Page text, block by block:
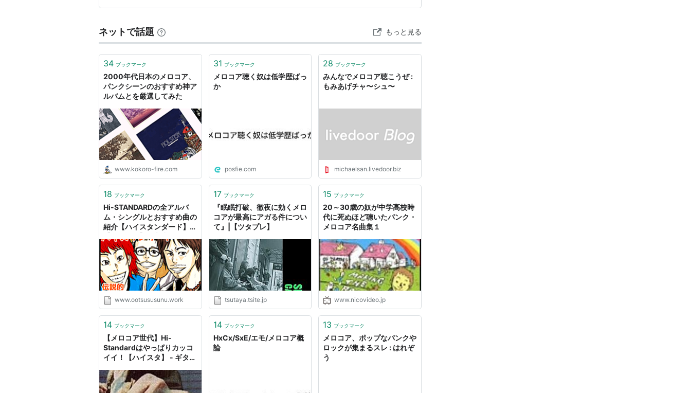
ネットで話題 もっと見る
34 ブックマーク
2000年代日本のメロコア、
パンクシーンのおすすめ神ア
ルバムとを厳選してみた
www.kokoro-fire.com
31 ブックマーク
メロコア聴く奴は低学歴ばっ
か
posfie.com
28 ブックマーク
みんなでメロコア聴こうぜ :
もみあげチャ〜シュ〜
michaelsan.livedoor.biz
18 ブックマーク
Hi-STANDARDの全アルバ
ム・シングルとおすすめ曲の
紹介【ハイスタンダード】
ドドド底辺日記
www.ootsususunu.work
17 ブックマーク
『眠眠打破、徹夜に効くメロ
コアが最高にアガる件につい
て』|【ツタプレ】
tsutaya.tsite.jp
15 ブックマーク
20～30歳の奴が中学高校時
代に死ぬほど聴いたパンク・
メロコア名曲集１
www.nicovideo.jp
14 ブックマーク
【メロコア世代】Hi-
Standardはやっぱりカッコ
イイ！【ハイスタ】 - ギター
14 ブックマーク
HxCx/SxE/エモ/メロコア概
論
13 ブックマーク
メロコア、ポップなパンクや
ロックが集まるスレ : はれぞ
う